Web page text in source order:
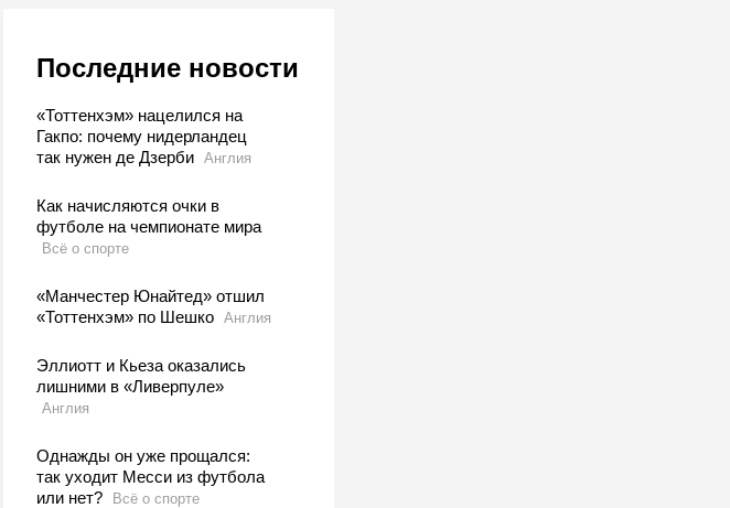
Последние новости
«Тоттенхэм» нацелился на
Гакпо: почему нидерландец
так нужен де Дзерби Англия
Как начисляются очки в
футболе на чемпионате мира
Всё о спорте
«Манчестер Юнайтед» отшил
«Тоттенхэм» по Шешко Англия
Эллиотт и Кьеза оказались
лишними в «Ливерпуле»
Англия
Однажды он уже прощался:
так уходит Месси из футбола
или нет?
Всё о спорте